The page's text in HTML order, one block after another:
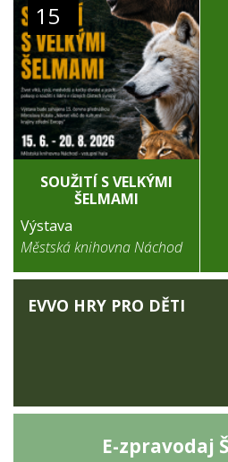
15
SOUŽITÍ S VELKÝMI
ŠELMAMI
Výstava
Městská knihovna Náchod
EVVO HRY PRO DĚTI
E-zpravodaj